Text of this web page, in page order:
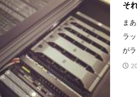
そ
ま
ラ
が